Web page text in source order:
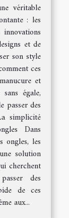
véritable
: les
et de
son style
ces
et
égale,
passer des
simplicité
Dans
ongles, les
solution
cherchent
des
de ces
aux...